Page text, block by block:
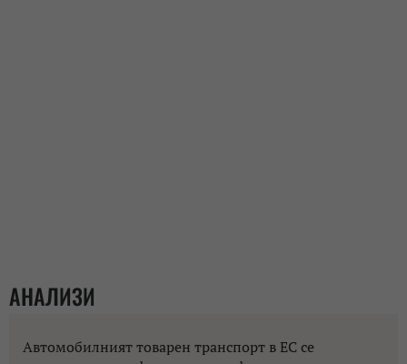
АНАЛИЗИ
Автомобилният товарен транспорт в ЕС се